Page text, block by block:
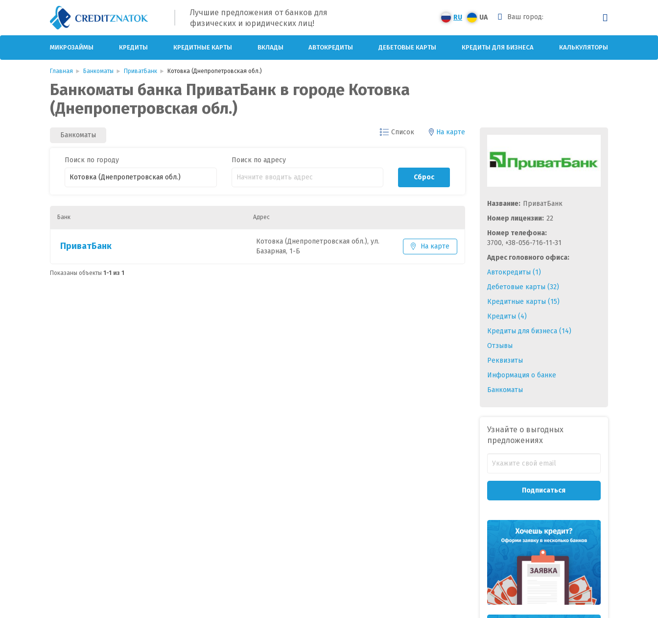
Лучшие предложения от банков для
физических и юридических лиц!
RU UA Ваш город:
МИКРОЗАЙМЫ КРЕДИТЫ КРЕДИТНЫЕ КАРТЫ ВКЛАДЫ АВТОКРЕДИТЫ ДЕБЕТОВЫЕ КАРТЫ КРЕДИТЫ ДЛЯ БИЗНЕСА КАЛЬКУЛЯТОРЫ
Главная Банкоматы ПриватБанк Котовка (Днепропетровская обл.)
Банкоматы банка ПриватБанк в городе Котовка
(Днепропетровская обл.)
Банкоматы Список На карте
Поиск по городу Поиск по адресу
Сброс
Банк Адрес
ПриватБанк
Котовка (Днепропетровская обл.), ул.
Базарная, 1-Б
На карте
Показаны объекты 1-1 из 1
Название: ПриватБанк
Номер лицензии: 22
Номер телефона:
3700, +38-056-716-11-31
Адрес головного офиса:
Автокредиты (1)
Дебетовые карты (32)
Кредитные карты (15)
Кредиты (4)
Кредиты для бизнеса (14)
Отзывы
Реквизиты
Информация о банке
Банкоматы
Узнайте о выгодных
предложениях
Подписаться